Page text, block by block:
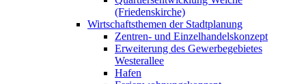
(Friedenskirche)
Wirtschaftsthemen der Stadtplanung
Zentren- und Einzelhandelskonzept
Erweiterung des Gewerbegebietes
Westerallee
Hafen